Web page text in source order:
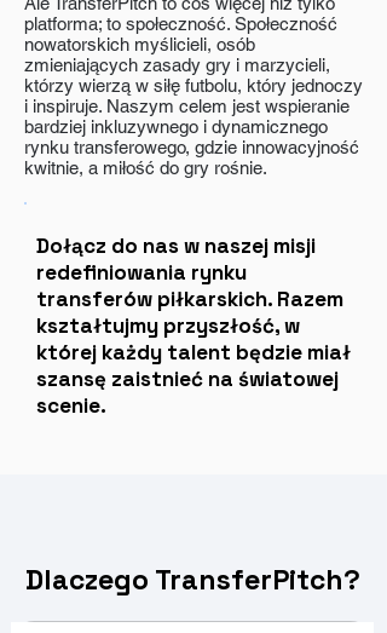
platforma; to społeczność. Społeczność
nowatorskich myślicieli, osób
zmieniających zasady gry i marzycieli,
którzy wierzą w siłę futbolu, który jednoczy
i inspiruje. Naszym celem jest wspieranie
bardziej inkluzywnego i dynamicznego
rynku transferowego, gdzie innowacyjność
kwitnie, a miłość do gry rośnie.
Dołącz do nas w naszej misji
redefiniowania rynku
transferów piłkarskich. Razem
kształtujmy przyszłość, w
której każdy talent będzie miał
szansę zaistnieć na światowej
scenie.
Dlaczego TransferPitch?